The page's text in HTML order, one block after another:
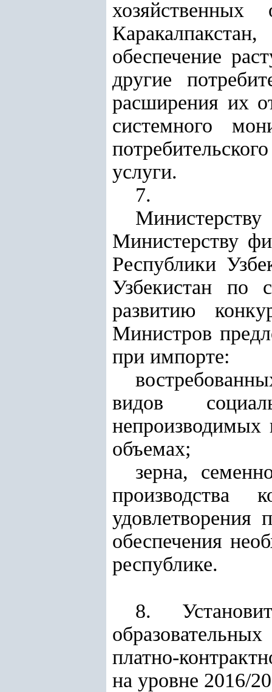
обеспечение
другие
расширения их
системного
услуги.
7.
Министерству
Республики
Узбекистан по
развитию
Министров
при импорте:
видов
непроизводимых
объемах;
зерна,
удовлетворения
обеспечения
республике.
8.
платно-
на уровне 2016/